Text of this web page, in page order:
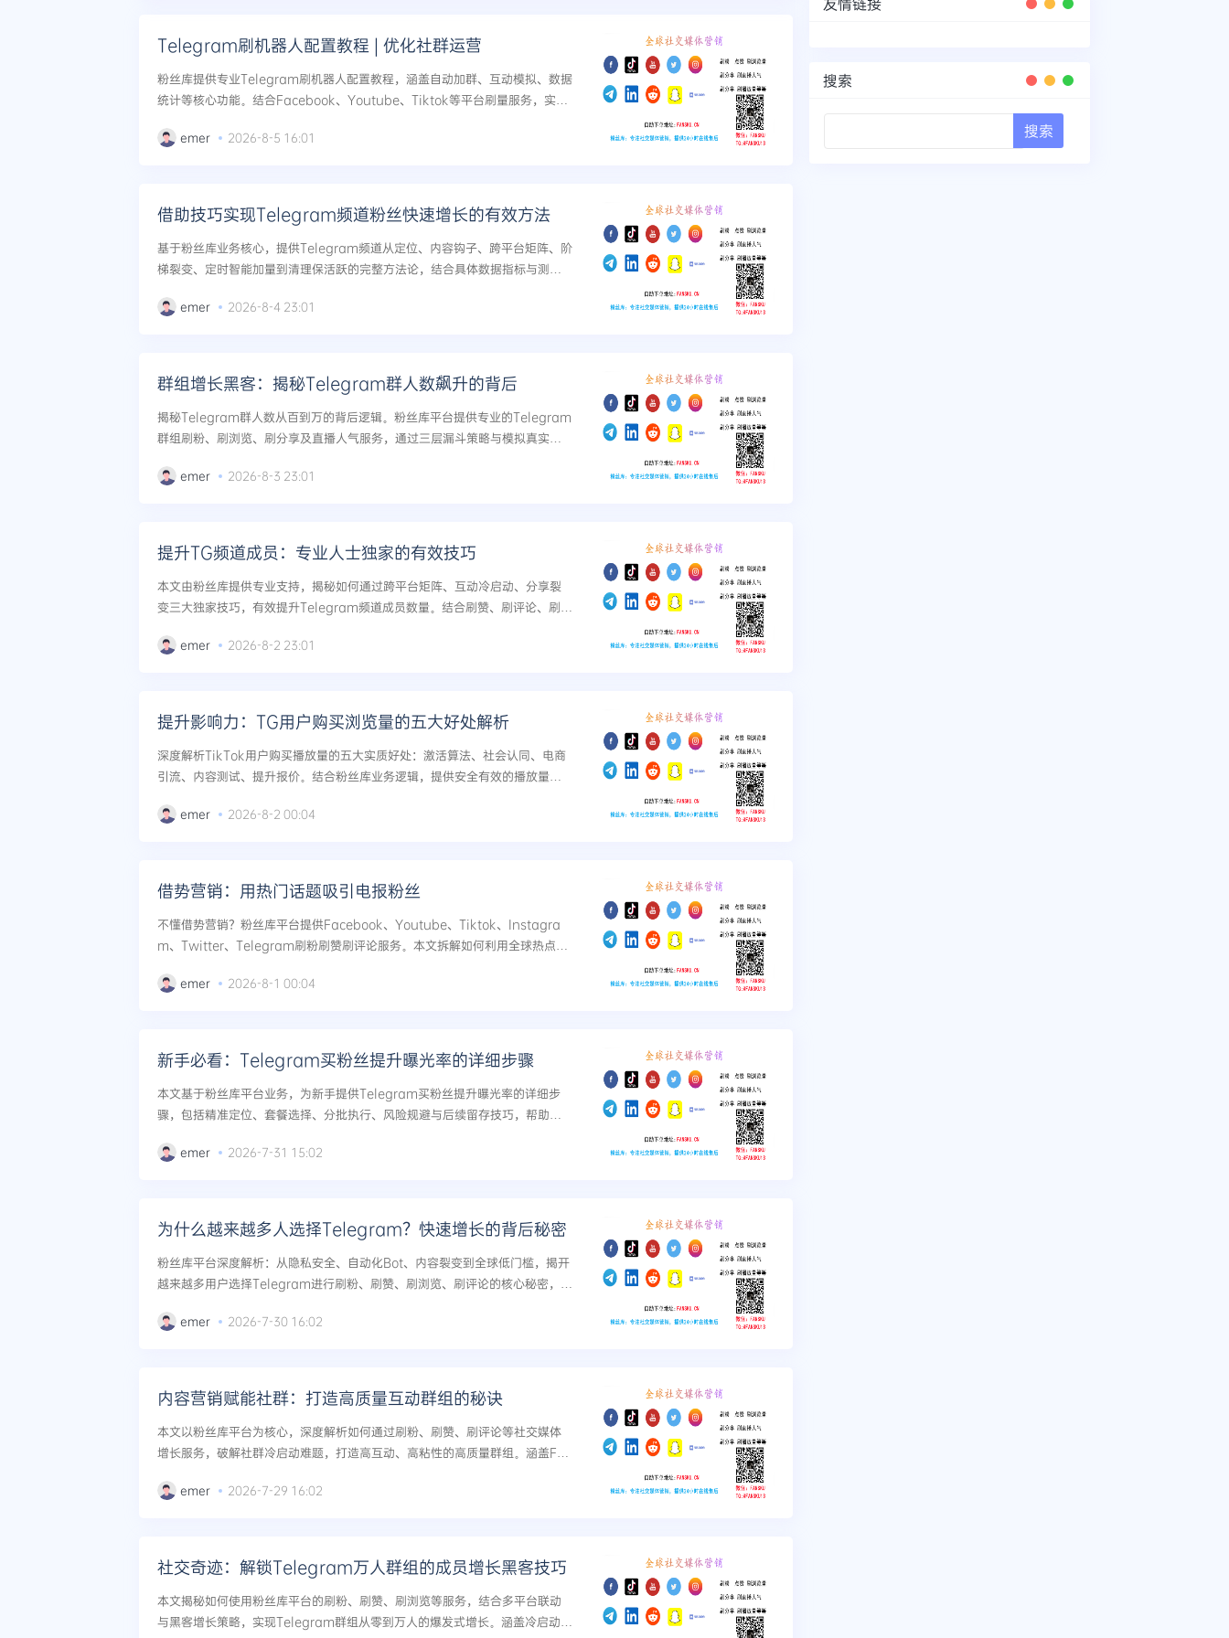
Telegram刷机器人配置教程 | 优化社群运营
粉丝库提供专业Telegram刷机器人配置教程，涵盖自动加群、互动模拟、数据
统计等核心功能。结合Facebook、Youtube、Tiktok等平台刷量服务，实现
emer 2026-8-5 16:01
借助技巧实现Telegram频道粉丝快速增长的有效方法
基于粉丝库业务核心，提供Telegram频道从定位、内容钩子、跨平台矩阵、阶
梯裂变、定时智能加量到清理保活跃的完整方法论，结合具体数据指标与测试
emer 2026-8-4 23:01
群组增长黑客：揭秘Telegram群人数飙升的背后
揭秘Telegram群人数从百到万的背后逻辑。粉丝库平台提供专业的Telegram
群组刷粉、刷浏览、刷分享及直播人气服务，通过三层漏斗策略与模拟真实用
emer 2026-8-3 23:01
提升TG频道成员：专业人士独家的有效技巧
本文由粉丝库提供专业支持，揭秘如何通过跨平台矩阵、互动冷启动、分享裂
变三大独家技巧，有效提升Telegram频道成员数量。结合刷赞、刷评论、刷浏
emer 2026-8-2 23:01
提升影响力：TG用户购买浏览量的五大好处解析
深度解析TikTok用户购买播放量的五大实质好处：激活算法、社会认同、电商
引流、内容测试、提升报价。结合粉丝库业务逻辑，提供安全有效的播放量增
emer 2026-8-2 00:04
借势营销：用热门话题吸引电报粉丝
不懂借势营销？粉丝库平台提供Facebook、Youtube、Tiktok、Instagra
m、Twitter、Telegram刷粉刷赞刷评论服务。本文拆解如何利用全球热点话
emer 2026-8-1 00:04
新手必看：Telegram买粉丝提升曝光率的详细步骤
本文基于粉丝库平台业务，为新手提供Telegram买粉丝提升曝光率的详细步
骤，包括精准定位、套餐选择、分批执行、风险规避与后续留存技巧，帮助频
emer 2026-7-31 15:02
为什么越来越多人选择Telegram？快速增长的背后秘密
粉丝库平台深度解析：从隐私安全、自动化Bot、内容裂变到全球低门槛，揭开
越来越多用户选择Telegram进行刷粉、刷赞、刷浏览、刷评论的核心秘密，并
emer 2026-7-30 16:02
内容营销赋能社群：打造高质量互动群组的秘诀
本文以粉丝库平台为核心，深度解析如何通过刷粉、刷赞、刷评论等社交媒体
增长服务，破解社群冷启动难题，打造高互动、高粘性的高质量群组。涵盖Fac
数字积累到...
emer 2026-7-29 16:02
社交奇迹：解锁Telegram万人群组的成员增长黑客技巧
本文揭秘如何使用粉丝库平台的刷粉、刷赞、刷浏览等服务，结合多平台联动
与黑客增长策略，实现Telegram群组从零到万人的爆发式增长。涵盖冷启动、
搜索